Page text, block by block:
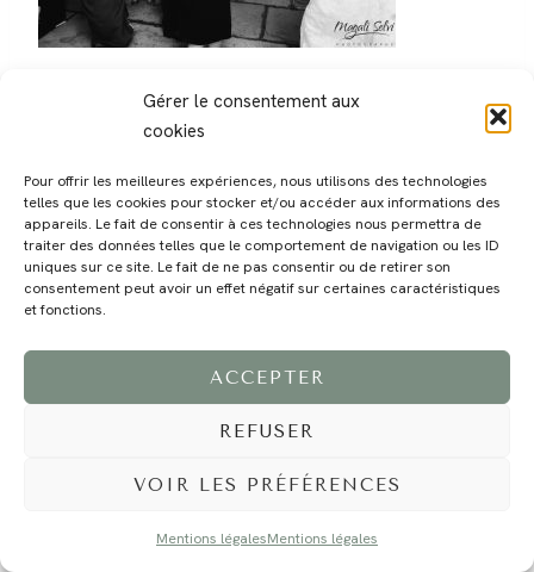
Gérer le consentement aux
cookies
Pour offrir les meilleures expériences, nous utilisons des technologies
telles que les cookies pour stocker et/ou accéder aux informations des
appareils. Le fait de consentir à ces technologies nous permettra de
traiter des données telles que le comportement de navigation ou les ID
uniques sur ce site. Le fait de ne pas consentir ou de retirer son
consentement peut avoir un effet négatif sur certaines caractéristiques
et fonctions.
ACCEPTER
REFUSER
VOIR LES PRÉFÉRENCES
Mentions légalesMentions légales
MAGALI PRESTATIONS YOGA VOYAGE BLOG CONTACT
©2024 EI Magali Selvi - Photographe Famille et Mariage - Nice - Côte d'Azur -